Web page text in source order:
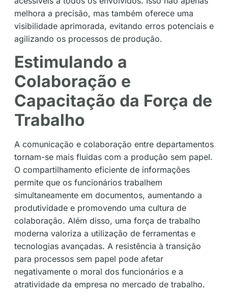
melhora a precisão, mas também oferece uma
visibilidade aprimorada, evitando erros potenciais e
agilizando os processos de produção.
Estimulando a
Colaboração e
Capacitação da Força de
Trabalho
A comunicação e colaboração entre departamentos
tornam-se mais fluidas com a produção sem papel.
O compartilhamento eficiente de informações
permite que os funcionários trabalhem
simultaneamente em documentos, aumentando a
produtividade e promovendo uma cultura de
colaboração. Além disso, uma força de trabalho
moderna valoriza a utilização de ferramentas e
tecnologias avançadas. A resistência à transição
para processos sem papel pode afetar
negativamente o moral dos funcionários e a
atratividade da empresa no mercado de trabalho.